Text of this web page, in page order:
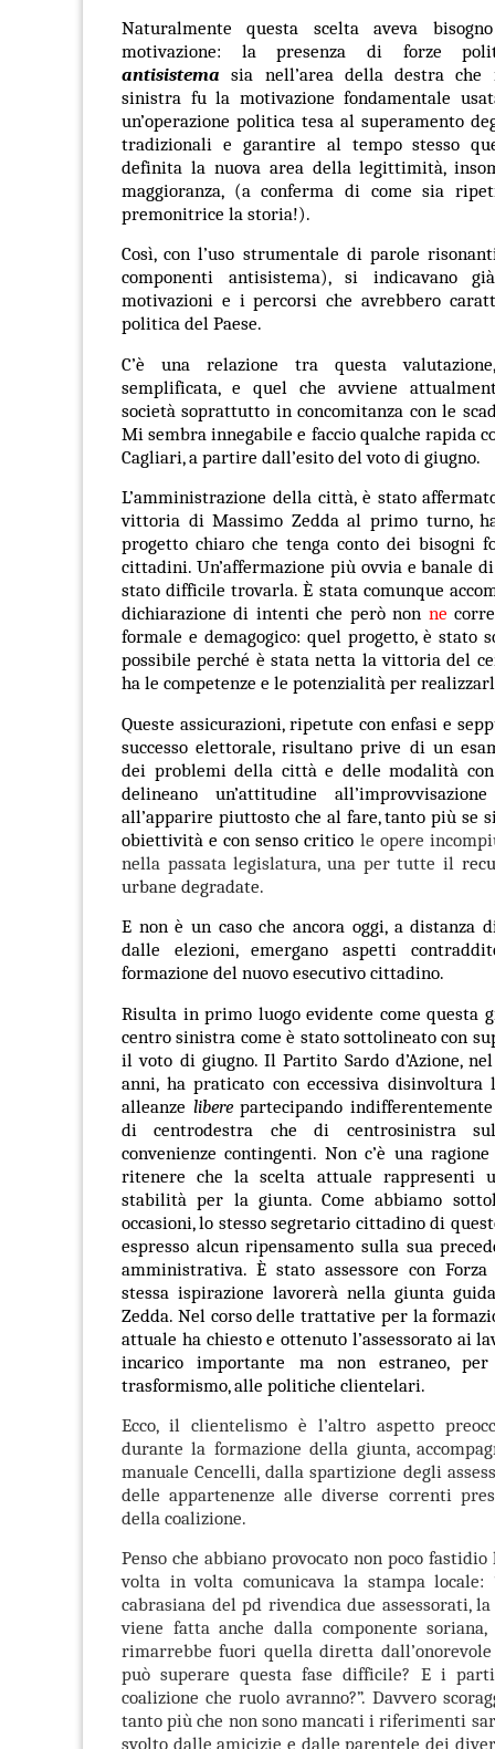
Naturalmente questa scelta aveva
motivazione: la presenza di forze
antisistema sia nell’area della destra
sinistra fu la motivazione fondamentale
un’operazione politica tesa al superamento
tradizionali e garantire al tempo stesso
definita la nuova area della legittimità,
maggioranza, (a conferma di come sia
premonitrice la storia!).
Così, con l’uso strumentale di parole
componenti antisistema), si indicavano
motivazioni e i percorsi che avrebbero
politica del Paese.
C’è una relazione tra questa
semplificata, e quel che avviene
società soprattutto in concomitanza con le
Mi sembra innegabile e faccio qualche rapida
Cagliari, a partire dall’esito del voto di giugno.
L’amministrazione della città, è stato
vittoria di Massimo Zedda al primo turno,
progetto chiaro che tenga conto dei bisogni
cittadini. Un’affermazione più ovvia e banale
stato difficile trovarla. È stata comunque
dichiarazione di intenti che però non ne
formale e demagogico: quel progetto, è stato
possibile perché è stata netta la vittoria del
ha le competenze e le potenzialità per
Queste assicurazioni, ripetute con enfasi e
successo elettorale, risultano prive di un
dei problemi della città e delle modalità
delineano un’attitudine
all’apparire piuttosto che al fare, tanto più se
obiettività e con senso critico le opere
nella passata legislatura, una per tutte il
urbane degradate.
E non è un caso che ancora oggi, a distanza
dalle elezioni, emergano aspetti
formazione del nuovo esecutivo cittadino.
Risulta in primo luogo evidente come questa
centro sinistra come è stato sottolineato con
il voto di giugno. Il Partito Sardo d’Azione,
anni, ha praticato con eccessiva
alleanze liberepartecipando
di centrodestra che di centrosinistra
convenienze contingenti. Non c’è una
ritenere che la scelta attuale rappresenti
stabilità per la giunta. Come abbiamo
occasioni, lo stesso segretario cittadino di
espresso alcun ripensamento sulla sua
amministrativa. È stato assessore con
stessa ispirazione lavorerà nella giunta
Zedda. Nel corso delle trattative per la
attuale ha chiesto e ottenuto l’assessorato ai
incarico importante ma non estraneo,
trasformismo, alle politiche clientelari.
Ecco, il clientelismo è l’altro aspetto
durante la formazione della giunta,
manuale Cencelli, dalla spartizione degli
delle appartenenze alle diverse correnti
della coalizione.
Penso che abbiano provocato non poco
volta in volta comunicava la stampa locale:
cabrasiana del pd rivendica due assessorati,
viene fatta anche dalla componente
rimarrebbe fuori quella diretta dall’onorevole
può superare questa fase difficile? E i
coalizione che ruolo avranno?”. Davvero
tanto più che non sono mancati i riferimenti
svolto dalle amicizie e dalle parentele dei